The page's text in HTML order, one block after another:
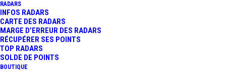
RADARS
INFOS RADARS
CARTE DES RADARS
MARGE D’ERREUR DES RADARS
RÉCUPÉRER SES POINTS
TOP RADARS
SOLDE DE POINTS
BOUTIQUE
1 Minutes